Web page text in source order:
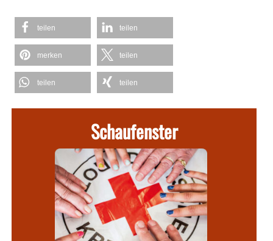
teilen teilen
merken teilen
teilen teilen
Schaufenster